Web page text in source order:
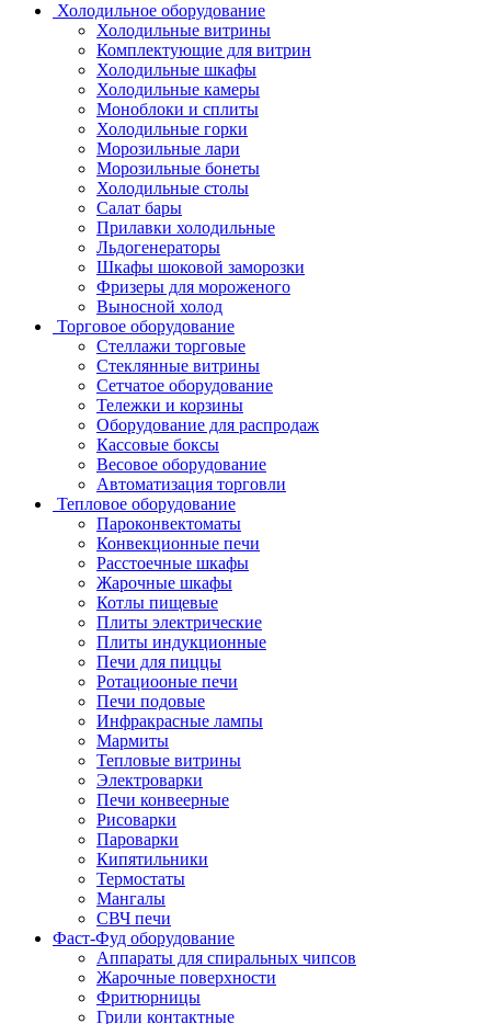
Холодильное оборудование
Холодильные витрины
Комплектующие для витрин
Холодильные шкафы
Холодильные камеры
Моноблоки и сплиты
Холодильные горки
Морозильные лари
Морозильные бонеты
Холодильные столы
Салат бары
Прилавки холодильные
Льдогенераторы
Шкафы шоковой заморозки
Фризеры для мороженого
Выносной холод
Торговое оборудование
Стеллажи торговые
Стеклянные витрины
Сетчатое оборудование
Тележки и корзины
Оборудование для распродаж
Кассовые боксы
Весовое оборудование
Автоматизация торговли
Тепловое оборудование
Пароконвектоматы
Конвекционные печи
Расстоечные шкафы
Жарочные шкафы
Котлы пищевые
Плиты электрические
Плиты индукционные
Печи для пиццы
Ротациооные печи
Печи подовые
Инфракрасные лампы
Мармиты
Тепловые витрины
Электроварки
Печи конвеерные
Рисоварки
Пароварки
Кипятильники
Термостаты
Мангалы
СВЧ печи
Фаст-Фуд оборудование
Аппараты для спиральных чипсов
Жарочные поверхности
Фритюрницы
Грили контактные